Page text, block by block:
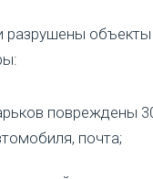
объекты
повреждены
почта;